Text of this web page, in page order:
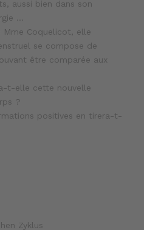
aussi bien dans son
…
Mme Coquelicot, elle
se compose de
être comparée aux
t-elle cette nouvelle
?
positives en tirera-t-